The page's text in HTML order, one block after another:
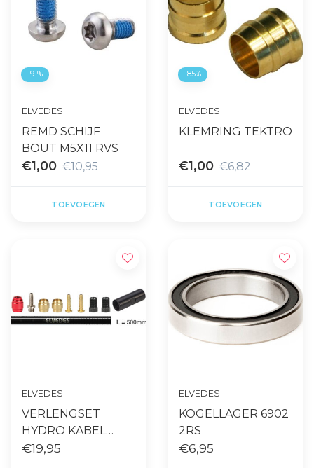
-91%
ELVEDES
REMD SCHIJF
BOUT M5X11 RVS
€1,00 €10,95
TOEVOEGEN
-85%
ELVEDES
KLEMRING TEKTRO
€1,00 €6,82
TOEVOEGEN
ELVEDES
VERLENGSET
HYDRO KABEL
SRAM-AVID
€19,95
ELVEDES
KOGELLAGER 6902
2RS
€6,95